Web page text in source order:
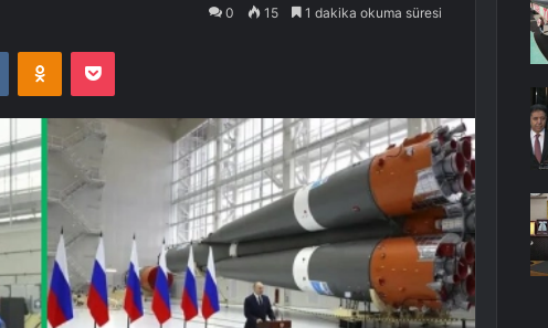
0 15 1 dakika okuma süresi
VKontakteOdnoklassniki
Pocket